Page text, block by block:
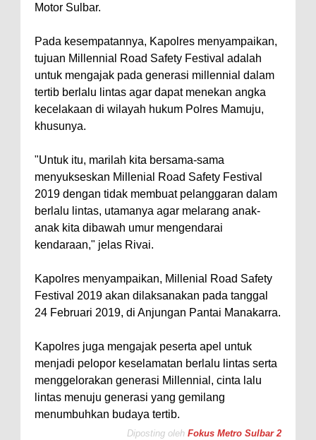
Motor Sulbar.
Pada kesempatannya, Kapolres menyampaikan,
tujuan Millennial Road Safety Festival adalah
untuk mengajak pada generasi millennial dalam
tertib berlalu lintas agar dapat menekan angka
kecelakaan di wilayah hukum Polres Mamuju,
khusunya.
"Untuk itu, marilah kita bersama-sama
menyukseskan Millenial Road Safety Festival
2019 dengan tidak membuat pelanggaran dalam
berlalu lintas, utamanya agar melarang anak-
anak kita dibawah umur mengendarai
kendaraan," jelas Rivai.
Kapolres menyampaikan, Millenial Road Safety
Festival 2019 akan dilaksanakan pada tanggal
24 Februari 2019, di Anjungan Pantai Manakarra.
Kapolres juga mengajak peserta apel untuk
menjadi pelopor keselamatan berlalu lintas serta
menggelorakan generasi Millennial, cinta lalu
lintas menuju generasi yang gemilang
menumbuhkan budaya tertib.
Diposting oleh Fokus Metro Sulbar 2